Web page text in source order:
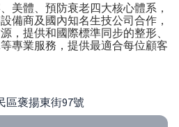
美體、預防衰老四大核心體系，
備商及國內知名生技公司合作，
，提供和國際標準同步的整形、
專業服務，提供最適合每位顧客
區褒揚東街97號